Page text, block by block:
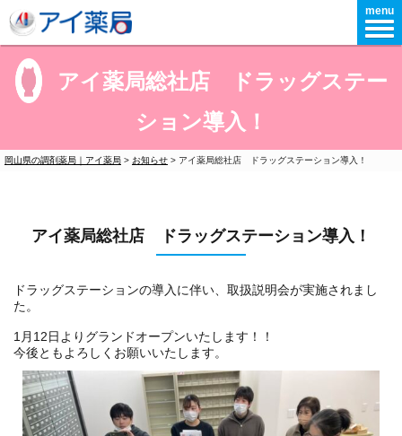
menu
アイ薬局総社店 ドラッグステー
ション導入！
岡山県の調剤薬局｜アイ薬局 > お知らせ > アイ薬局総社店 ドラッグステーション導入！
アイ薬局総社店 ドラッグステーション導入！
ドラッグステーションの導入に伴い、取扱説明会が実施されまし
た。
1月12日よりグランドオープンいたします！！
今後ともよろしくお願いいたします。